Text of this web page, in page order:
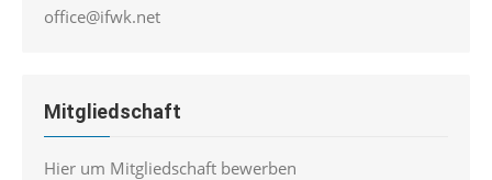
office@ifwk.net
Mitgliedschaft
Hier um Mitgliedschaft bewerben